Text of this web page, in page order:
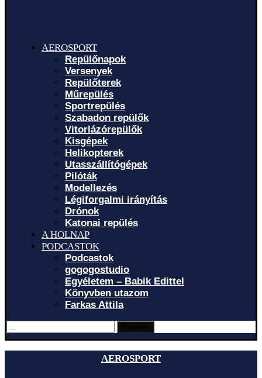
AEROSPORT
Repülőnapok
Versenyek
Repülőterek
Műrepülés
Sportrepülés
Szabadon repülők
Vitorlázórepülők
Kisgépek
Helikopterek
Utasszállítógépek
Pilóták
Modellezés
Légiforgalmi irányítás
Drónok
Katonai repülés
A HOLNAP
PODCASTOK
Podcastok
gogogostudio
Egyéletem – Babik Edittel
Könyvben utazom
Farkas Attila
AEROSPORT